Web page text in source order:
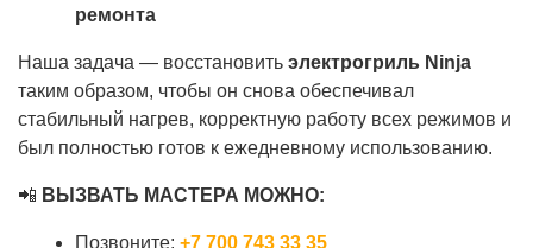
ремонта
Наша задача — восстановить электрогриль Ninja
таким образом, чтобы он снова обеспечивал
стабильный нагрев, корректную работу всех режимов и
был полностью готов к ежедневному использованию.
📲 ВЫЗВАТЬ МАСТЕРА МОЖНО:
Позвоните: +7 700 743 33 35